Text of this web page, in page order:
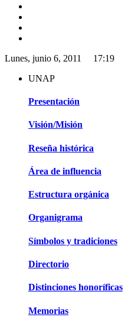
Lunes, junio 6, 2011 17:19
UNAP
Presentación
Visión/Misión
Reseña histórica
Área de influencia
Estructura orgánica
Organigrama
Símbolos y tradiciones
Directorio
Distinciones honoríficas
Memorias